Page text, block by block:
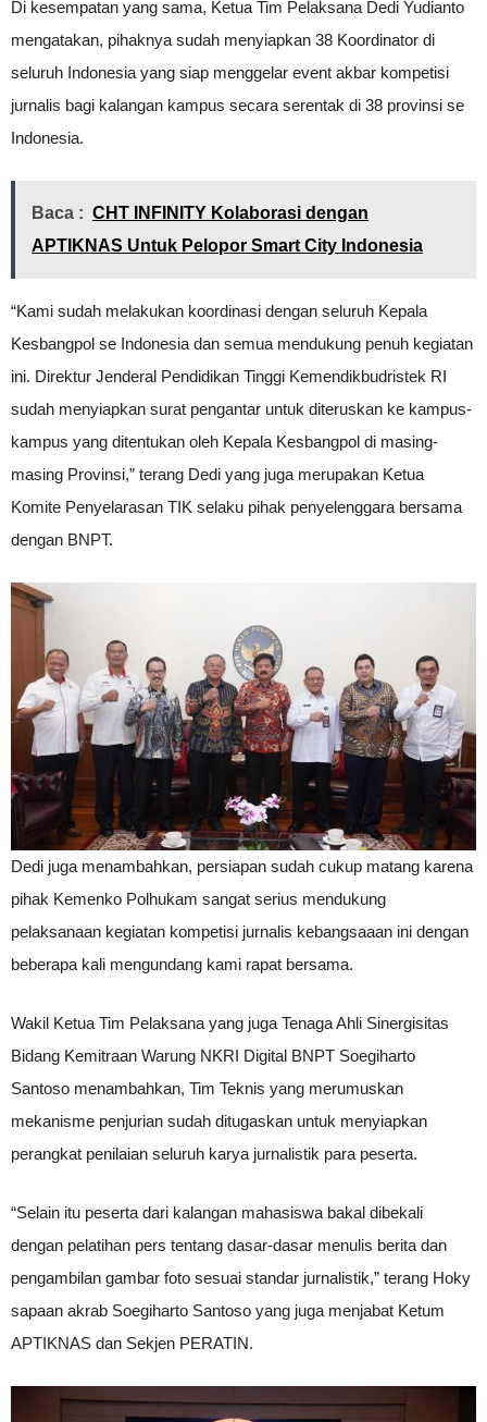
Di kesempatan yang sama, Ketua Tim Pelaksana Dedi Yudianto
mengatakan, pihaknya sudah menyiapkan 38 Koordinator di
seluruh Indonesia yang siap menggelar event akbar kompetisi
jurnalis bagi kalangan kampus secara serentak di 38 provinsi se
Indonesia.
Baca : CHT INFINITY Kolaborasi dengan
APTIKNAS Untuk Pelopor Smart City Indonesia
“Kami sudah melakukan koordinasi dengan seluruh Kepala
Kesbangpol se Indonesia dan semua mendukung penuh kegiatan
ini. Direktur Jenderal Pendidikan Tinggi Kemendikbudristek RI
sudah menyiapkan surat pengantar untuk diteruskan ke kampus-
kampus yang ditentukan oleh Kepala Kesbangpol di masing-
masing Provinsi,” terang Dedi yang juga merupakan Ketua
Komite Penyelarasan TIK selaku pihak penyelenggara bersama
dengan BNPT.
Dedi juga menambahkan, persiapan sudah cukup matang karena
pihak Kemenko Polhukam sangat serius mendukung
pelaksanaan kegiatan kompetisi jurnalis kebangsaaan ini dengan
beberapa kali mengundang kami rapat bersama.
Wakil Ketua Tim Pelaksana yang juga Tenaga Ahli Sinergisitas
Bidang Kemitraan Warung NKRI Digital BNPT Soegiharto
Santoso menambahkan, Tim Teknis yang merumuskan
mekanisme penjurian sudah ditugaskan untuk menyiapkan
perangkat penilaian seluruh karya jurnalistik para peserta.
“Selain itu peserta dari kalangan mahasiswa bakal dibekali
dengan pelatihan pers tentang dasar-dasar menulis berita dan
pengambilan gambar foto sesuai standar jurnalistik,” terang Hoky
sapaan akrab Soegiharto Santoso yang juga menjabat Ketum
APTIKNAS dan Sekjen PERATIN.